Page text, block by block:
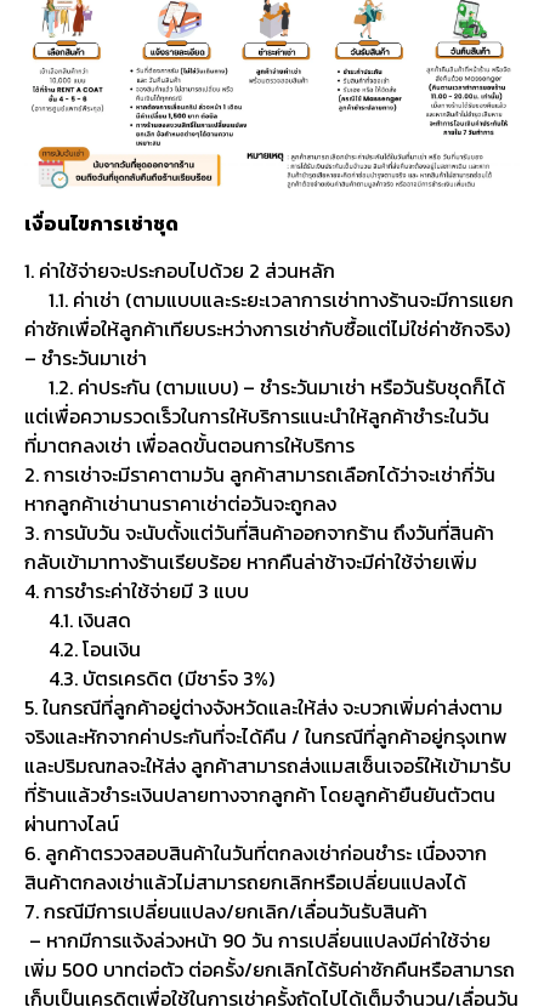
เงื่อนไขการเช่าชุด
1. ค่าใช้จ่ายจะประกอบไปด้วย 2 ส่วนหลัก
1.1. ค่าเช่า (ตามแบบและระยะเวลาการเช่าทางร้านจะมีการแยก
ค่าซักเพื่อให้ลูกค้าเทียบระหว่างการเช่ากับซื้อแต่ไม่ใช่ค่าซักจริง)
– ชำระวันมาเช่า
1.2. ค่าประกัน (ตามแบบ) – ชำระวันมาเช่า หรือวันรับชุดก็ได้
แต่เพื่อความรวดเร็วในการให้บริการแนะนำให้ลูกค้าชำระในวัน
ที่มาตกลงเช่า เพื่อลดขั้นตอนการให้บริการ
2. การเช่าจะมีราคาตามวัน ลูกค้าสามารถเลือกได้ว่าจะเช่ากี่วัน
หากลูกค้าเช่านานราคาเช่าต่อวันจะถูกลง
3. การนับวัน จะนับตั้งแต่วันที่สินค้าออกจากร้าน ถึงวันที่สินค้า
กลับเข้ามาทางร้านเรียบร้อย หากคืนล่าช้าจะมีค่าใช้จ่ายเพิ่ม
4. การชำระค่าใช้จ่ายมี 3 แบบ
4.1. เงินสด
4.2. โอนเงิน
4.3. บัตรเครดิต (มีชาร์จ 3%)
5. ในกรณีที่ลูกค้าอยู่ต่างจังหวัดและให้ส่ง จะบวกเพิ่มค่าส่งตาม
จริงและหักจากค่าประกันที่จะได้คืน / ในกรณีที่ลูกค้าอยู่กรุงเทพ
และปริมณฑลจะให้ส่ง ลูกค้าสามารถส่งแมสเซ็นเจอร์ให้เข้ามารับ
ที่ร้านแล้วชำระเงินปลายทางจากลูกค้า โดยลูกค้ายืนยันตัวตน
ผ่านทางไลน์
6. ลูกค้าตรวจสอบสินค้าในวันที่ตกลงเช่าก่อนชำระ เนื่องจาก
สินค้าตกลงเช่าแล้วไม่สามารถยกเลิกหรือเปลี่ยนแปลงได้
7. กรณีมีการเปลี่ยนแปลง/ยกเลิก/เลื่อนวันรับสินค้า
– หากมีการแจ้งล่วงหน้า 90 วัน การเปลี่ยนแปลงมีค่าใช้จ่าย
เพิ่ม 500 บาทต่อตัว ต่อครั้ง/ยกเลิกได้รับค่าซักคืนหรือสามารถ
เก็บเป็นเครดิตเพื่อใช้ในการเช่าครั้งถัดไปได้เต็มจำนวน/เลื่อนวัน